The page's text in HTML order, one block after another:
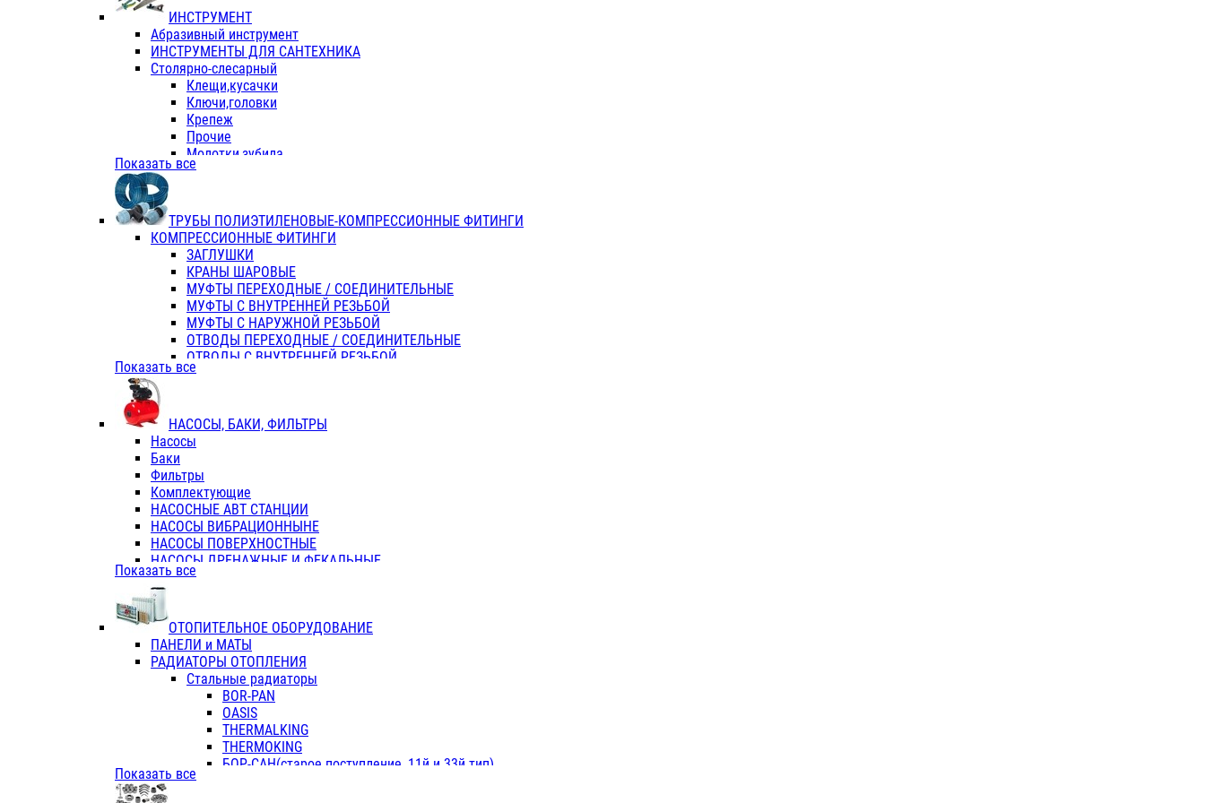
ИНСТРУМЕНТ
Абразивный инструмент
ИНСТРУМЕНТЫ ДЛЯ САНТЕХНИКА
Столярно-слесарный
Клещи,кусачки
Ключи,головки
Крепеж
Прочие
Молотки,зубила
Пассатижи,тонкогубцы,утконосы
Отвертки
Хоз. инвентарь
ЭЛ. ИНСТРУМЕНТ OASIS
Показать все
ТРУБЫ ПОЛИЭТИЛЕНОВЫЕ-КОМПРЕССИОННЫЕ ФИТИНГИ
КОМПРЕССИОННЫЕ ФИТИНГИ
ЗАГЛУШКИ
КРАНЫ ШАРОВЫЕ
МУФТЫ ПЕРЕХОДНЫЕ / СОЕДИНИТЕЛЬНЫЕ
МУФТЫ С ВНУТРЕННЕЙ РЕЗЬБОЙ
МУФТЫ С НАРУЖНОЙ РЕЗЬБОЙ
ОТВОДЫ ПЕРЕХОДНЫЕ / СОЕДИНИТЕЛЬНЫЕ
ОТВОДЫ С ВНУТРЕННЕЙ РЕЗЬБОЙ
ОТВОДЫ С НАРУЖНОЙ РЕЗЬБОЙ
ТРОЙНИКИ ПЕРЕХОДНЫЕ / СОЕДИНИТЕЛЬНЫЕ
ТРОЙНИКИ С ВНУТРЕННЕЙ РЕЗЬБОЙ
КОЛЬЦА РЕЗИНОВЫЕ
ТРУБЫ НАПОРНЫЕ
ТРУБЫ ГОФРИРОВАННЫЕ ДВУХСЛ.
ТРУБЫ ПОЛИЭТИЛЕНОВЫЕ
Показать все
НАСОСЫ, БАКИ, ФИЛЬТРЫ
Насосы
Баки
Фильтры
Комплектующие
НАСОСНЫЕ АВТ СТАНЦИИ
НАСОСЫ ВИБРАЦИОННЫНЕ
НАСОСЫ ПОВЕРХНОСТНЫЕ
НАСОСЫ ДРЕНАЖНЫЕ И ФЕКАЛЬНЫЕ
НАСОСЫ ПОВЫСИТ и ЦИРКУЛЯЦИОННЫЕ
НАСОСЫ СКВАЖИННЫЕ
Показать все
ОТОПИТЕЛЬНОЕ ОБОРУДОВАНИЕ
ПАНЕЛИ и МАТЫ
РАДИАТОРЫ ОТОПЛЕНИЯ
Стальные радиаторы
BOR-PAN
OASIS
THERMALKING
THERMOKING
БОР-САН(старое поступление, 11й и 33й тип)
Показать все